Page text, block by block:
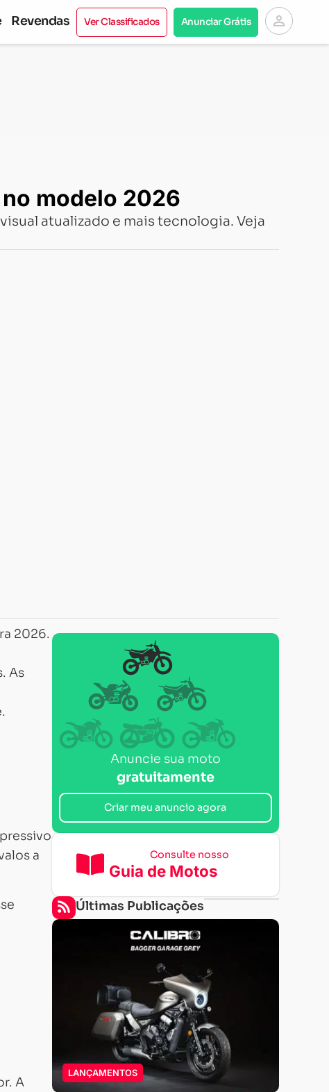
Revendas Ver Classificados Anunciar Grátis person
modelo 2026
atualizado e mais tecnologia. Veja
2026.
As
a
A
Anuncie sua moto
gratuitamente
Criar meu anuncio agora
Consulte nosso
Guia de Motos
Últimas Publicações
LANÇAMENTOS